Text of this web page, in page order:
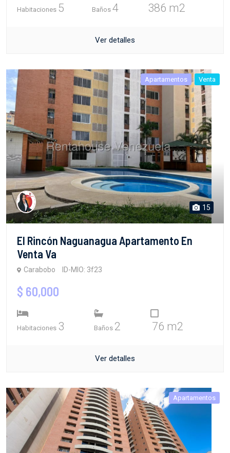
Habitaciones 5 Baños 4 386 m2
Ver detalles
Apartamentos Venta
15
El Rincón Naguanagua Apartamento En
Venta Va
Carabobo ID-MIO: 3f23
$ 60,000
Habitaciones 3 Baños 2 76 m2
Ver detalles
Apartamentos